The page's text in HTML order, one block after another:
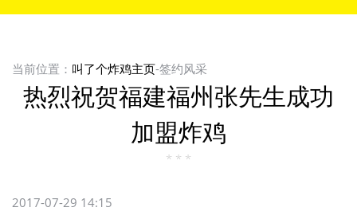
当前位置： 叫了个炸鸡主页-签约风采
热烈祝贺福建福州张先生成功
加盟炸鸡
* * *
2017-07-29 14:15